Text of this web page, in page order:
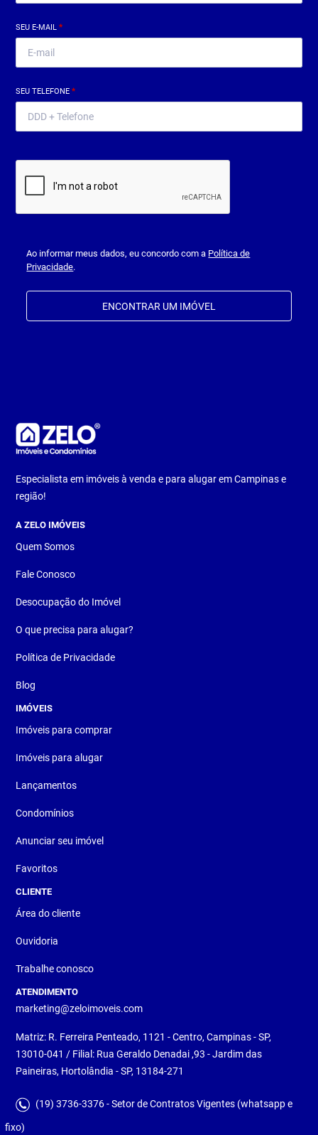
SEU E-MAIL*
SEU TELEFONE*
Ao informar meus dados, eu concordo com a Política de
Privacidade.
ENCONTRAR UM IMÓVEL
Especialista em imóveis à venda e para alugar em Campinas e
região!
A ZELO IMÓVEIS
Quem Somos
Fale Conosco
Desocupação do Imóvel
O que precisa para alugar?
Política de Privacidade
Blog
IMÓVEIS
Imóveis para comprar
Imóveis para alugar
Lançamentos
Condomínios
Anunciar seu imóvel
Favoritos
CLIENTE
Área do cliente
Ouvidoria
Trabalhe conosco
ATENDIMENTO
marketing@zeloimoveis.com
Matriz: R. Ferreira Penteado, 1121 - Centro, Campinas - SP,
13010-041 / Filial: Rua Geraldo Denadai ,93 - Jardim das
Paineiras, Hortolândia - SP, 13184-271
(19) 3736-3376 - Setor de Contratos Vigentes (whatsapp e
fixo)